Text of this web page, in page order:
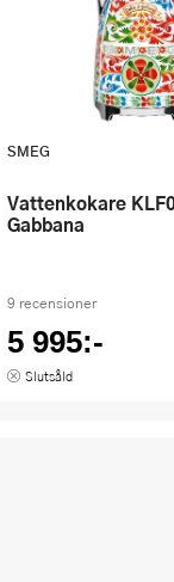
SMEG
Vattenkokare KLF03 1,7 L Dolce &
Gabbana
9 recensioner
5 995:-
Slutsåld